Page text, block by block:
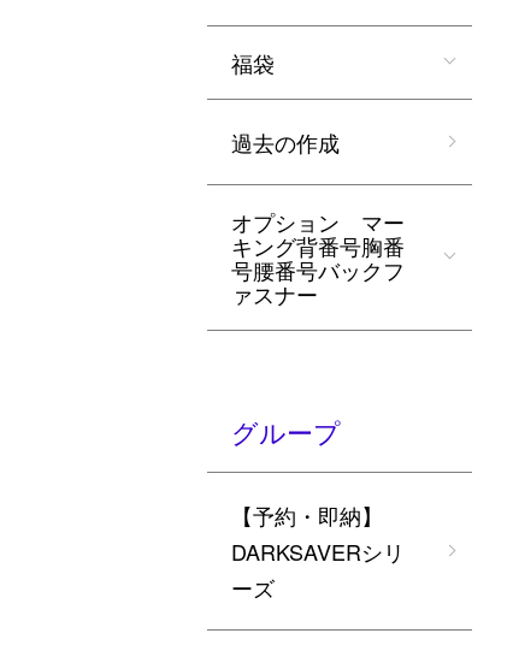
福袋
過去の作成
オプション マー
キング背番号胸番
号腰番号バックフ
ァスナー
グループ
【予約・即納】
DARKSAVERシリ
ーズ